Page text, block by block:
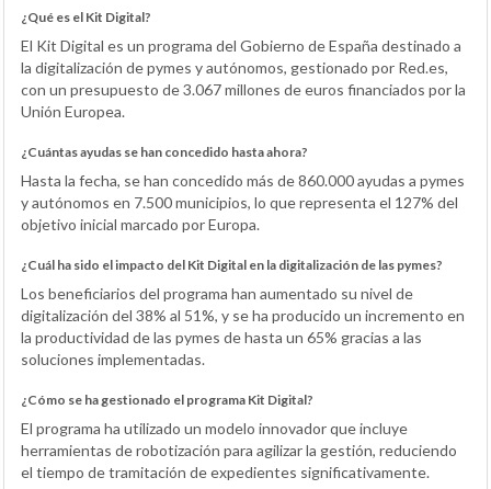
¿Qué es el Kit Digital?
El Kit Digital es un programa del Gobierno de España destinado a
la digitalización de pymes y autónomos, gestionado por Red.es,
con un presupuesto de 3.067 millones de euros financiados por la
Unión Europea.
¿Cuántas ayudas se han concedido hasta ahora?
Hasta la fecha, se han concedido más de 860.000 ayudas a pymes
y autónomos en 7.500 municipios, lo que representa el 127% del
objetivo inicial marcado por Europa.
¿Cuál ha sido el impacto del Kit Digital en la digitalización de las pymes?
Los beneficiarios del programa han aumentado su nivel de
digitalización del 38% al 51%, y se ha producido un incremento en
la productividad de las pymes de hasta un 65% gracias a las
soluciones implementadas.
¿Cómo se ha gestionado el programa Kit Digital?
El programa ha utilizado un modelo innovador que incluye
herramientas de robotización para agilizar la gestión, reduciendo
el tiempo de tramitación de expedientes significativamente.